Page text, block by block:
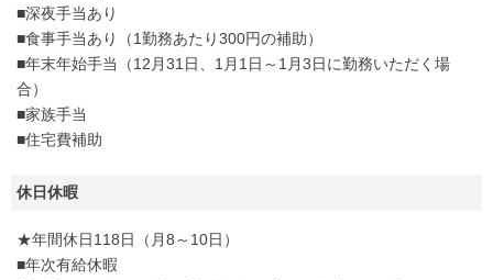
■深夜手当あり
■食事手当あり（1勤務あたり300円の補助）
■年末年始手当（12月31日、1月1日～1月3日に勤務いただく場
合）
■家族手当
■住宅費補助
休日休暇
★年間休日118日（月8～10日）
■年次有給休暇